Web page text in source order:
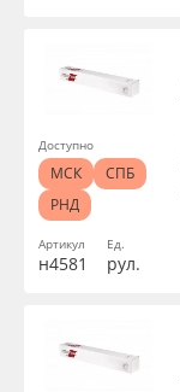
Артикул
н4581
Ед.
рул.
Доступно
МСК
СПБ
РНД